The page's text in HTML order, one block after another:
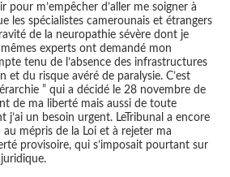
pour m’empêcher d’aller me soigner à
les spécialistes camerounais et étrangers
de la neuropathie sévère dont je
experts ont demandé mon
tenu de l’absence des infrastructures
et du risque avéré de paralysie. C’est
” qui a décidé le 28 novembre de
de ma liberté mais aussi de toute
j’ai un besoin urgent. LeTribunal a encore
au mépris de la Loi et à rejeter ma
provisoire, qui s’imposait pourtant sur